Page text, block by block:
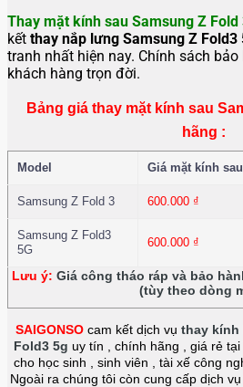
Thay mặt kính sau Samsung Z Fold
kết thay nắp lưng Samsung Z Fold3
tranh nhất hiện nay. Chính sách
khách hàng trọn đời.
Bảng giá thay mặt kính sau
hãng :
Model Giá mặt kính
Samsung Z Fold 3 600.000 ₫
Samsung Z Fold3
5G
600.000 ₫
Lưu ý: Giá công tháo ráp và bảo
(tùy theo dòng
SAIGONSO cam kết dịch vụ thay kính
Fold3 5g uy tín , chính hãng , giá rẻ
cho học sinh , sinh viên , tài xế công
Ngoài ra chúng tôi còn cung cấp dịch